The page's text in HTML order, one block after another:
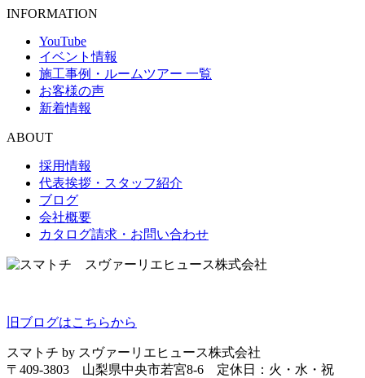
INFORMATION
YouTube
イベント情報
施工事例・ルームツアー 一覧
お客様の声
新着情報
ABOUT
採用情報
代表挨拶・スタッフ紹介
ブログ
会社概要
カタログ請求・お問い合わせ
旧ブログはこちらから
スマトチ by スヴァーリエヒュース株式会社
〒409-3803 山梨県中央市若宮8-6 定休日：火・水・祝